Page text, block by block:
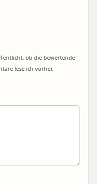
ob die bewertende
lese ich vorher.